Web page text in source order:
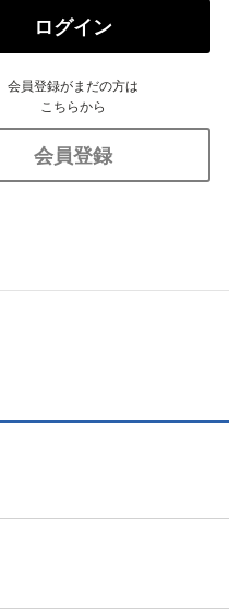
ログイン
会員登録がまだの方は
こちらから
会員登録